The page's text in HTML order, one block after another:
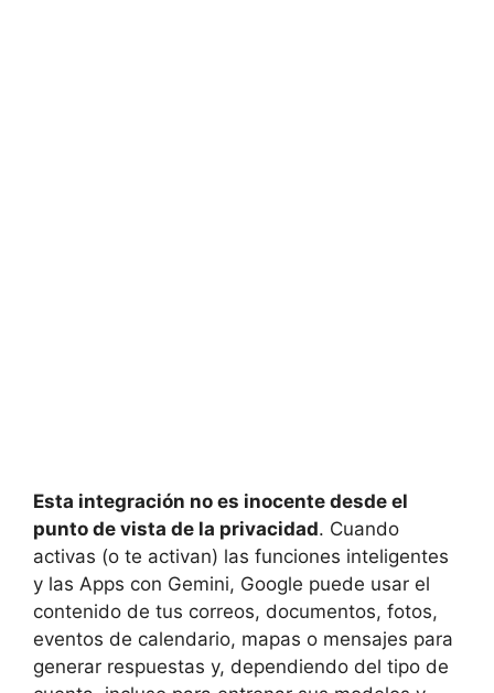
Esta integración no es inocente desde el
punto de vista de la privacidad. Cuando
activas (o te activan) las funciones inteligentes
y las Apps con Gemini, Google puede usar el
contenido de tus correos, documentos, fotos,
eventos de calendario, mapas o mensajes para
generar respuestas y, dependiendo del tipo de